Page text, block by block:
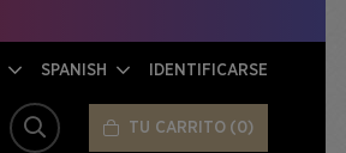
SPANISH IDENTIFICARSE
BUSCAR TU CARRITO 0